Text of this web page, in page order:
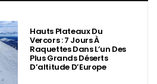
Hauts Plateaux Du
Vercors : 7 Jours À
Raquettes Dans L’un Des
Plus Grands Déserts
D’altitude D’Europe